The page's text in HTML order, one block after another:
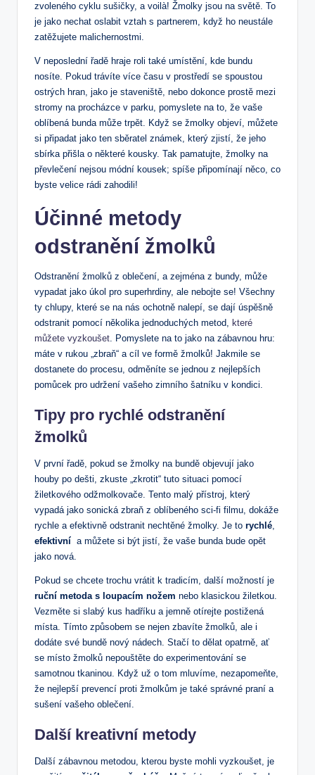
zvoleného cyklu‍ sušičky, a voilà! Žmolky jsou na světě.⁣ To
je ⁣jako nechat oslabit vztah s partnerem, když ho neustále
zatěžujete ⁣malichernostmi.
V neposlední řadě hraje roli⁤ také umístění, kde bundu
nosíte. ‌Pokud trávíte více času v prostředí se spoustou
ostrých hran, jako⁢ je staveniště, ⁣nebo dokonce prostě mezi
stromy ​na procházce v ​parku, pomyslete na to, že ‌vaše
oblíbená bunda může trpět. Když se žmolky objeví, můžete
si připadat jako ten sběratel‍ známek, který zjistí, že⁤ jeho
sbírka přišla o některé kousky. Tak pamatujte,⁤ žmolky na
převlečení nejsou⁤ módní ‌kousek; spíše připomínají ​něco, co
byste velice rádi zahodili!
Účinné metody
odstranění žmolků
Odstranění⁤ žmolků z oblečení, a zejména z bundy, ⁣může⁤
vypadat jako úkol pro superhrdiny, ale nebojte se! Všechny
ty ‍chlupy, které se na ‍nás ⁣ochotně nalepí, se dají úspěšně
odstranit ⁣pomocí několika‌ jednoduchých metod, ⁢ které
můžete vyzkoušet.​ Pomyslete na to jako ⁤na ‍zábavnou hru: ​
máte v rukou „zbraň“ a ⁢cíl ⁢ve formě žmolků! Jakmile‍ se
dostanete do procesu, odměníte se jednou z ⁢nejlepších
pomůcek pro udržení vašeho⁢ zimního šatníku v kondici.
Tipy pro rychlé⁣ odstranění
žmolků
V ‍první řadě, pokud se žmolky ‌na bundě objevují jako
houby po dešti, zkuste​ „zkrotit“‌ tuto situaci pomocí​
žiletkového odžmolkovače. Tento malý přístroj, který⁤
vypadá jako ⁤sonická zbraň z oblíbeného sci-fi filmu, ‌dokáže
rychle a ⁢efektivně odstranit nechtěné žmolky. ‌Je ⁢to rychlé,
efektivní ⁤ a⁤ můžete si ⁤být jistí, že vaše bunda bude⁢ opět
jako nová.
Pokud se chcete trochu vrátit k tradicím, další možností je⁢
ruční metoda ⁢s loupacím⁤ nožem nebo klasickou žiletkou.
Vezměte si slabý kus hadříku a jemně otírejte⁣ postižená
místa.⁢ Tímto způsobem se nejen zbavíte žmolků, ale i
⁣dodáte ‍své bundě nový‍ nádech. ⁤Stačí to​ dělat opatrně, ať
se místo ⁢žmolků nepouštěte⁤ do experimentování se
samotnou tkaninou. Když už o‍ tom‍ mluvíme, nezapomeňte,
že nejlepší prevencí proti žmolkům ⁤je také správné praní a
sušení vašeho oblečení.
Další kreativní metody
Další zábavnou metodou, kterou byste mohli vyzkoušet, je